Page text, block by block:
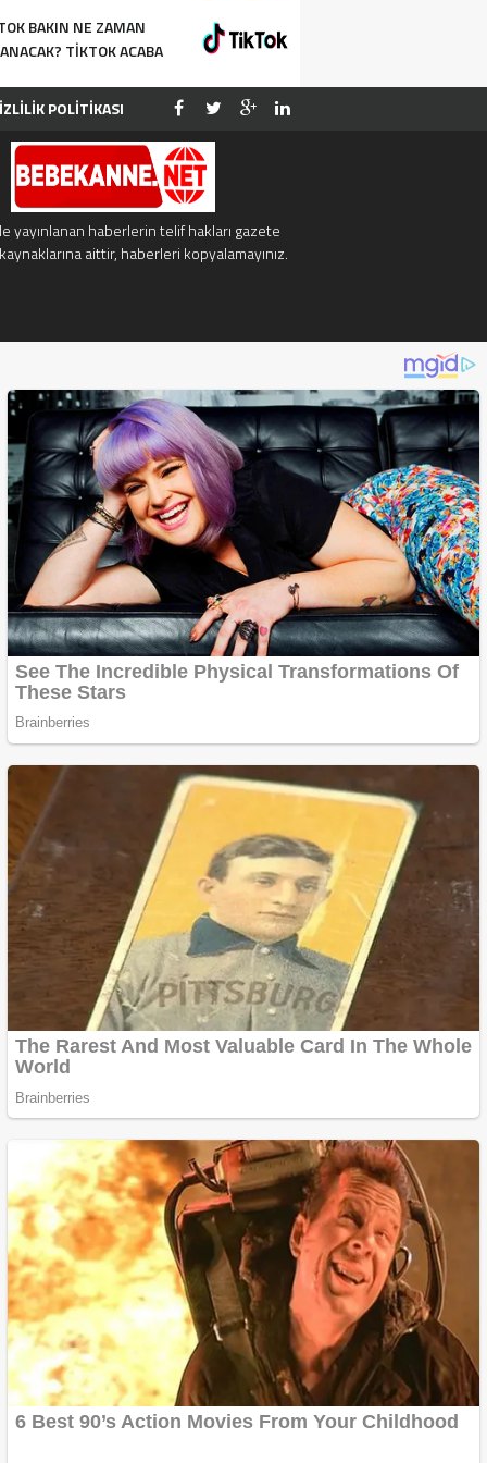
BAKIN NE ZAMAN
TIKTOK ACABA
POLİTİKASI
İLETİSİM
yayınlanan haberlerin telif hakları gazete
aittir, haberleri kopyalamayınız.